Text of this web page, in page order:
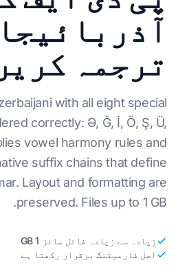
ترجمہ
with all eight special
correctly: Ə, Ğ, İ, Ö, Ş, Ü,
vowel harmony rules and
suffix chains that define
Layout and formatting are
preserved. Files up to 1 GB.
زیادہ سے زیادہ فائل سائز 1 GB
اصل فارمیٹنگ برقرار رکھتا ہے